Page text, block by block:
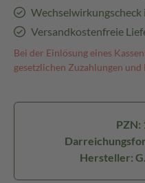
Wechselwirkungscheck
Versandkostenfreie
Bei der Einlösung eines
gesetzlichen Zuzahlungen
PZN:
Hersteller: